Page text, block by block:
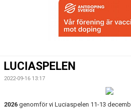
LUCIASPELEN
2022-09-16 13:17
2026 genomför vi Luciaspelen 11-13